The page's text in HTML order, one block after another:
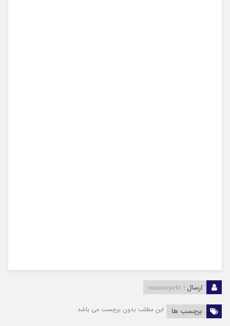
ارسال : manasepehr
برچسب ها این مطلب بدون برچسب می باشد.